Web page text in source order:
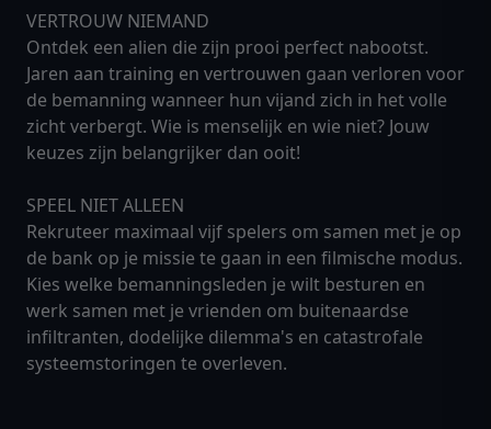
VERTROUW NIEMAND
Ontdek een alien die zijn prooi perfect nabootst.
Jaren aan training en vertrouwen gaan verloren voor
de bemanning wanneer hun vijand zich in het volle
zicht verbergt. Wie is menselijk en wie niet? Jouw
keuzes zijn belangrijker dan ooit!
SPEEL NIET ALLEEN
Rekruteer maximaal vijf spelers om samen met je op
de bank op je missie te gaan in een filmische modus.
Kies welke bemanningsleden je wilt besturen en
werk samen met je vrienden om buitenaardse
infiltranten, dodelijke dilemma's en catastrofale
systeemstoringen te overleven.